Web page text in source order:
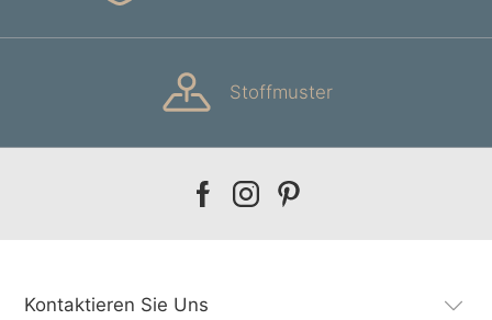
Stoffmuster
Our
Our
Our
Kontaktieren Sie Uns